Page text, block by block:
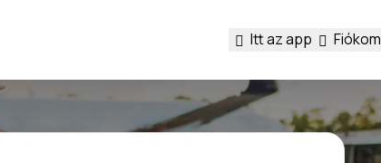
Itt az app Fiókom